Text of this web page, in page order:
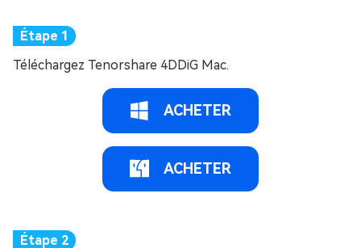
Téléchargez Tenorshare 4DDiG Mac.
ACHETER
ACHETER